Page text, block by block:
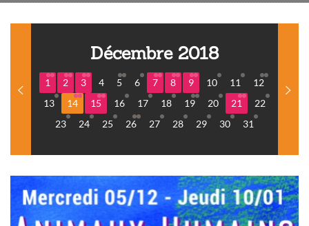
Décembre 2018
1 2 3 4 5 6 7 8 9 10 11
12
13
14 15 16 17 18 19 20 21
22
23
24 25 26 27 28 29 30 31